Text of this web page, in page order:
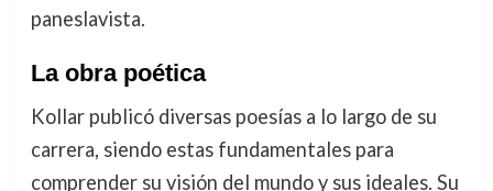
paneslavista.
La obra poética
Kollar publicó diversas poesías a lo largo de su
carrera, siendo estas fundamentales para
comprender su visión del mundo y sus ideales. Su